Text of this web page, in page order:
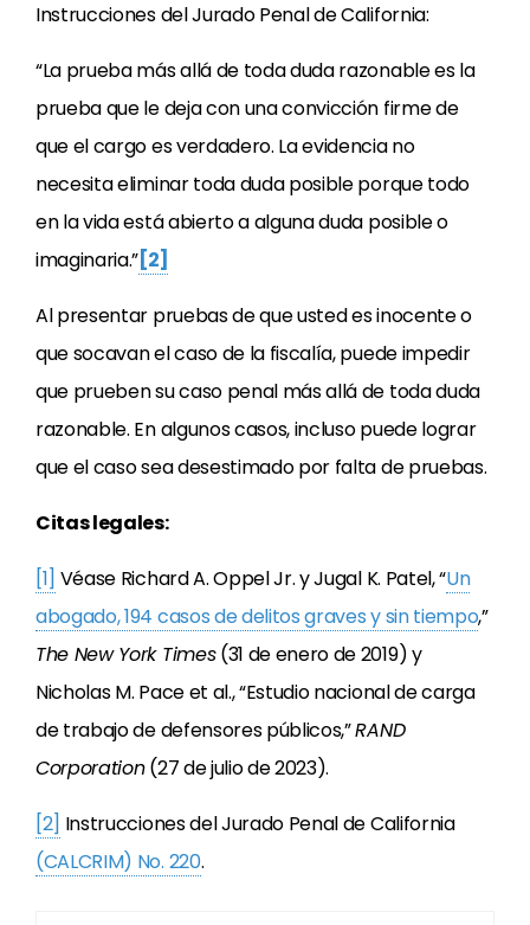
Instrucciones del Jurado Penal de California:
“La prueba más allá de toda duda razonable es la
prueba que le deja con una convicción firme de
que el cargo es verdadero. La evidencia no
necesita eliminar toda duda posible porque todo
en la vida está abierto a alguna duda posible o
imaginaria.”[2]
Al presentar pruebas de que usted es inocente o
que socavan el caso de la fiscalía, puede impedir
que prueben su caso penal más allá de toda duda
razonable. En algunos casos, incluso puede lograr
que el caso sea desestimado por falta de pruebas.
Citas legales:
[1] Véase Richard A. Oppel Jr. y Jugal K. Patel, “Un
abogado, 194 casos de delitos graves y sin tiempo,”
The New York Times(31 de enero de 2019) y
Nicholas M. Pace et al., “Estudio nacional de carga
de trabajo de defensores públicos,”RAND
Corporation(27 de julio de 2023).
[2] Instrucciones del Jurado Penal de California
(CALCRIM) No. 220.